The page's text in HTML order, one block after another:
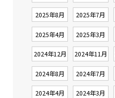
2025年8月 2025年7月
2025年4月 2025年3月
2024年12月 2024年11月
2024年8月 2024年7月
2024年4月 2024年3月